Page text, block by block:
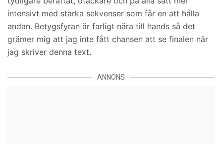
intensivt med starka sekvenser som får en att hålla
andan. Betygsfyran är farligt nära till hands så det
grämer mig att jag inte fått chansen att se finalen när
jag skriver denna text.
ANNONS